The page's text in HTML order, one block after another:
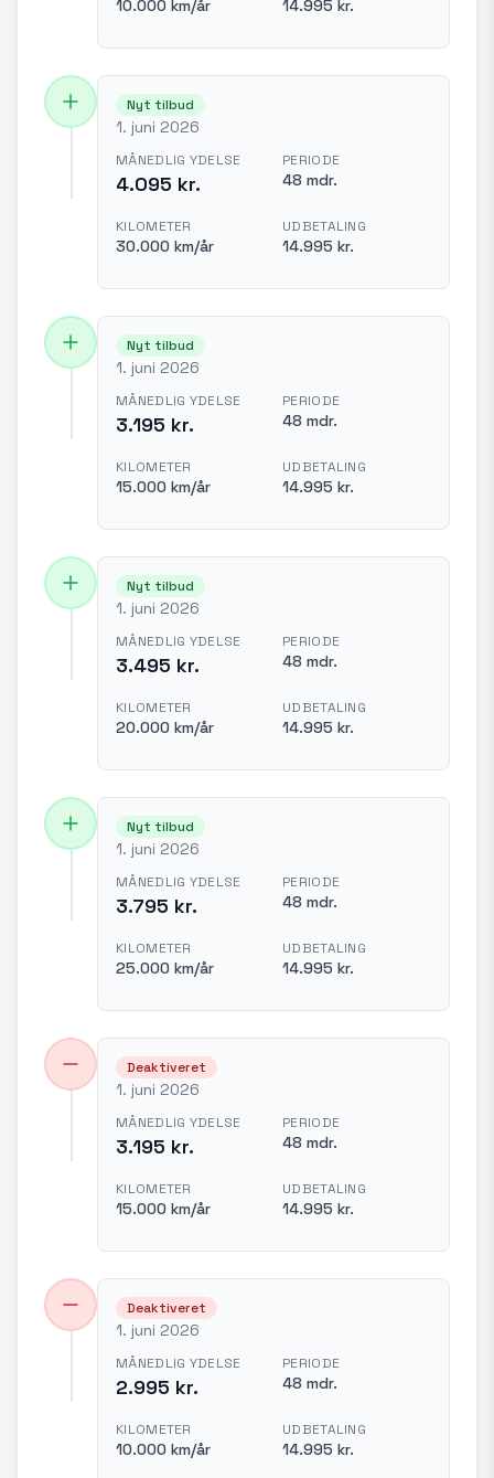
10.000 km/år 14.995 kr.
Nyt tilbud
1. juni 2026
MÅNEDLIG YDELSE
4.095 kr.
PERIODE
48 mdr.
KILOMETER
30.000 km/år
UDBETALING
14.995 kr.
Nyt tilbud
1. juni 2026
MÅNEDLIG YDELSE
3.195 kr.
PERIODE
48 mdr.
KILOMETER
15.000 km/år
UDBETALING
14.995 kr.
Nyt tilbud
1. juni 2026
MÅNEDLIG YDELSE
3.495 kr.
PERIODE
48 mdr.
KILOMETER
20.000 km/år
UDBETALING
14.995 kr.
Nyt tilbud
1. juni 2026
MÅNEDLIG YDELSE
3.795 kr.
PERIODE
48 mdr.
KILOMETER
25.000 km/år
UDBETALING
14.995 kr.
Deaktiveret
1. juni 2026
MÅNEDLIG YDELSE
3.195 kr.
PERIODE
48 mdr.
KILOMETER
15.000 km/år
UDBETALING
14.995 kr.
Deaktiveret
1. juni 2026
MÅNEDLIG YDELSE
2.995 kr.
PERIODE
48 mdr.
KILOMETER
10.000 km/år
UDBETALING
14.995 kr.